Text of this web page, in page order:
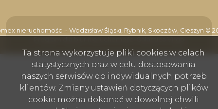
nieruchomości - Wodzisław Śląski, Rybnik, Skoczów, Cieszyn ©
Ta strona wykorzystuje pliki cookies w celach
statystycznych oraz w celu dostosowania
naszych serwisów do indywidualnych potrzeb
klientów. Zmiany ustawień dotyczących plików
cookie można dokonać w dowolnej chwili